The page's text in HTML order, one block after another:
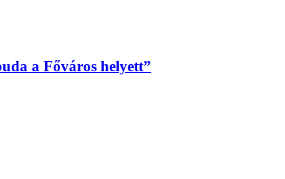
a Főváros helyett”